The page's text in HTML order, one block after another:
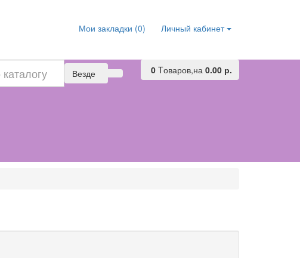
Личный кабинет
Мои закладки (0)
0 Tоваров,на 0.00 р.
Везде